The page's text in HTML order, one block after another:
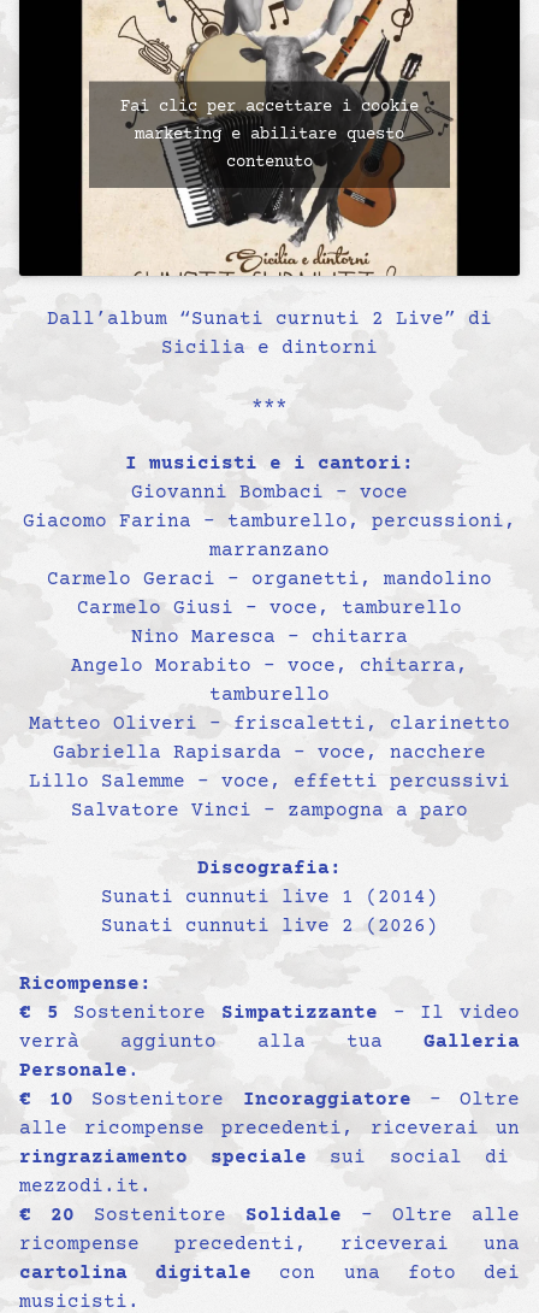
Fai clic per accettare i cookie
marketing e abilitare questo
contenuto
Dall’album “Sunati curnuti 2 Live” di
Sicilia e dintorni
***
I musicisti e i cantori:
Giovanni Bombaci – voce
Giacomo Farina – tamburello, percussioni,
marranzano
Carmelo Geraci – organetti, mandolino
Carmelo Giusi – voce, tamburello
Nino Maresca – chitarra
Angelo Morabito – voce, chitarra,
tamburello
Matteo Oliveri – friscaletti, clarinetto
Gabriella Rapisarda – voce, nacchere
Lillo Salemme – voce, effetti percussivi
Salvatore Vinci – zampogna a paro
Discografia:
Sunati cunnuti live 1 (2014)
Sunati cunnuti live 2 (2026)
Ricompense:
€ 5 Sostenitore Simpatizzante – Il video
verrà aggiunto alla tua Galleria
Personale .
€ 10 Sostenitore Incoraggiatore – Oltre
alle ricompense precedenti, riceverai un
ringraziamento speciale sui social di
mezzodi.it.
€ 20 Sostenitore Solidale – Oltre alle
ricompense precedenti, riceverai una
cartolina digitale con una foto dei
musicisti.